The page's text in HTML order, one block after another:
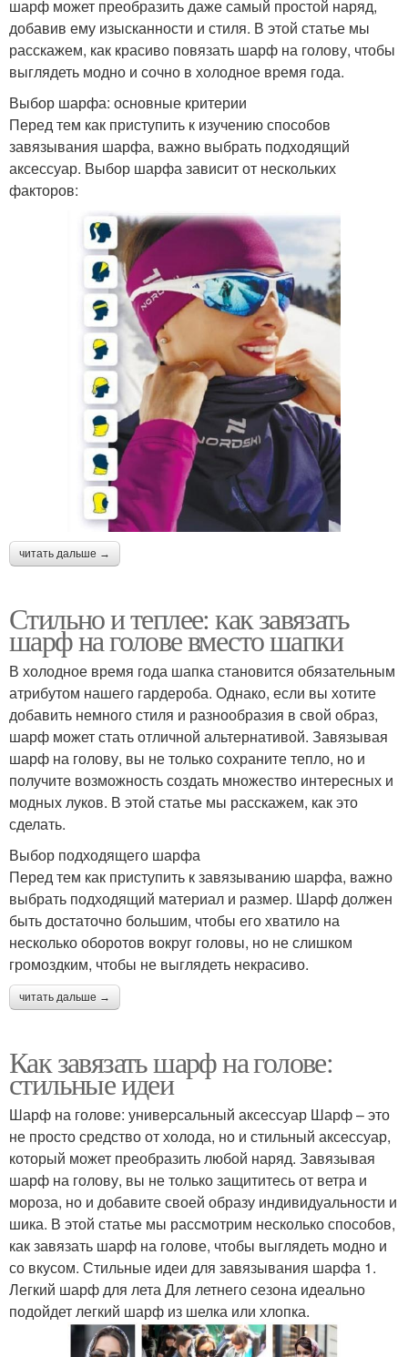
шарф может преобразить даже самый простой наряд,
добавив ему изысканности и стиля. В этой статье мы
расскажем, как красиво повязать шарф на голову, чтобы
выглядеть модно и сочно в холодное время года.
Выбор шарфа: основные критерии
Перед тем как приступить к изучению способов
завязывания шарфа, важно выбрать подходящий
аксессуар. Выбор шарфа зависит от нескольких
факторов:
читать дальше →
Стильно и теплее: как завязать
шарф на голове вместо шапки
В холодное время года шапка становится обязательным
атрибутом нашего гардероба. Однако, если вы хотите
добавить немного стиля и разнообразия в свой образ,
шарф может стать отличной альтернативой. Завязывая
шарф на голову, вы не только сохраните тепло, но и
получите возможность создать множество интересных и
модных луков. В этой статье мы расскажем, как это
сделать.
Выбор подходящего шарфа
Перед тем как приступить к завязыванию шарфа, важно
выбрать подходящий материал и размер. Шарф должен
быть достаточно большим, чтобы его хватило на
несколько оборотов вокруг головы, но не слишком
громоздким, чтобы не выглядеть некрасиво.
читать дальше →
Как завязать шарф на голове:
стильные идеи
Шарф на голове: универсальный аксессуар Шарф – это
не просто средство от холода, но и стильный аксессуар,
который может преобразить любой наряд. Завязывая
шарф на голову, вы не только защититесь от ветра и
мороза, но и добавите своей образу индивидуальности и
шика. В этой статье мы рассмотрим несколько способов,
как завязать шарф на голове, чтобы выглядеть модно и
со вкусом. Стильные идеи для завязывания шарфа 1.
Легкий шарф для лета Для летнего сезона идеально
подойдет легкий шарф из шелка или хлопка.